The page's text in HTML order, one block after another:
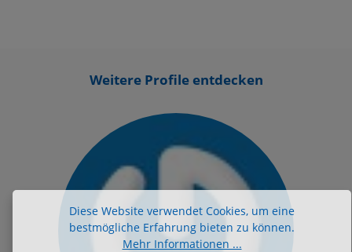
Weitere Profile entdecken
Diese Website verwendet Cookies, um eine
bestmögliche Erfahrung bieten zu können.
Mehr Informationen ...